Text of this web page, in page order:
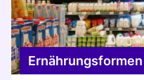
Ernährungsformen